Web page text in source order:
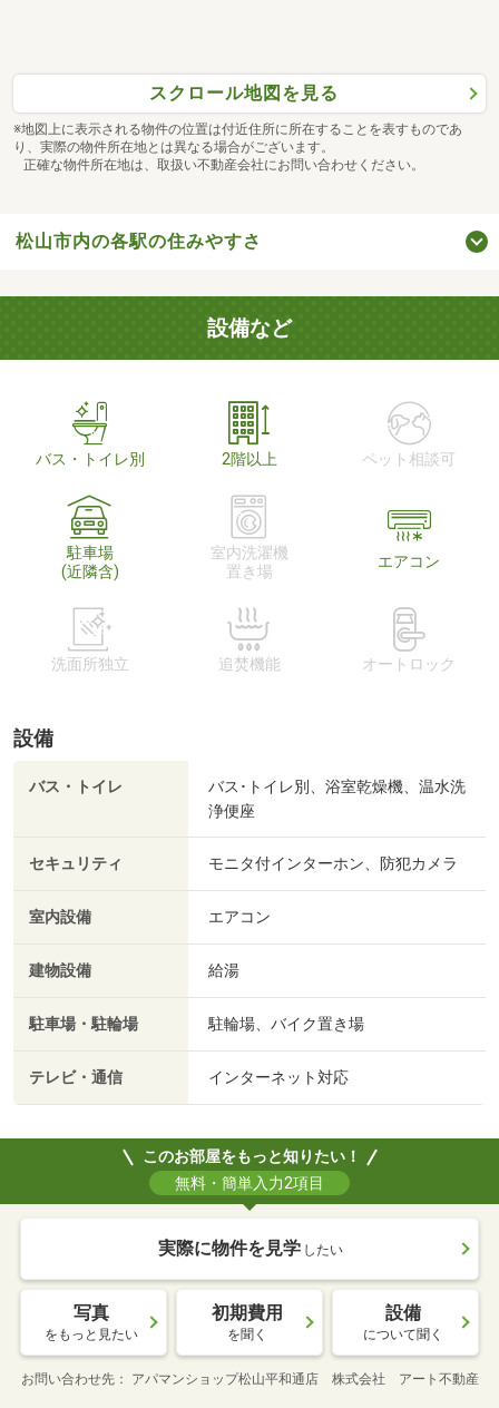
スクロール地図を見る
※地図上に表示される物件の位置は付近住所に所在することを表すものであ
り、実際の物件所在地とは異なる場合がございます。
正確な物件所在地は、取扱い不動産会社にお問い合わせください。
松山市内の各駅の住みやすさ
設備など
バス・トイレ別 2階以上 ペット相談可
駐車場
(近隣含)
室内洗濯機
置き場
エアコン
洗面所独立 追焚機能 オートロック
設備
バス・トイレ
バス･トイレ別、浴室乾燥機、温水洗
浄便座
セキュリティ モニタ付インターホン、防犯カメラ
室内設備 エアコン
建物設備 給湯
駐車場・駐輪場 駐輪場、バイク置き場
テレビ・通信 インターネット対応
このお部屋をもっと知りたい！
無料・簡単入力2項目
実際に物件を見学 したい
写真
をもっと見たい
初期費用
を聞く
設備
について聞く
お問い合わせ先 アパマンショップ松山平和通店 株式会社 アート不動産